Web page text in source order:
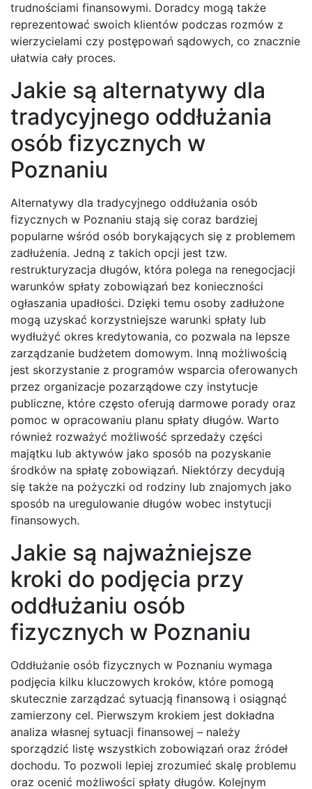
trudnościami finansowymi. Doradcy mogą także
reprezentować swoich klientów podczas rozmów z
wierzycielami czy postępowań sądowych, co znacznie
ułatwia cały proces.
Jakie są alternatywy dla
tradycyjnego oddłużania
osób fizycznych w
Poznaniu
Alternatywy dla tradycyjnego oddłużania osób
fizycznych w Poznaniu stają się coraz bardziej
popularne wśród osób borykających się z problemem
zadłużenia. Jedną z takich opcji jest tzw.
restrukturyzacja długów, która polega na renegocjacji
warunków spłaty zobowiązań bez konieczności
ogłaszania upadłości. Dzięki temu osoby zadłużone
mogą uzyskać korzystniejsze warunki spłaty lub
wydłużyć okres kredytowania, co pozwala na lepsze
zarządzanie budżetem domowym. Inną możliwością
jest skorzystanie z programów wsparcia oferowanych
przez organizacje pozarządowe czy instytucje
publiczne, które często oferują darmowe porady oraz
pomoc w opracowaniu planu spłaty długów. Warto
również rozważyć możliwość sprzedaży części
majątku lub aktywów jako sposób na pozyskanie
środków na spłatę zobowiązań. Niektórzy decydują
się także na pożyczki od rodziny lub znajomych jako
sposób na uregulowanie długów wobec instytucji
finansowych.
Jakie są najważniejsze
kroki do podjęcia przy
oddłużaniu osób
fizycznych w Poznaniu
Oddłużanie osób fizycznych w Poznaniu wymaga
podjęcia kilku kluczowych kroków, które pomogą
skutecznie zarządzać sytuacją finansową i osiągnąć
zamierzony cel. Pierwszym krokiem jest dokładna
analiza własnej sytuacji finansowej – należy
sporządzić listę wszystkich zobowiązań oraz źródeł
dochodu. To pozwoli lepiej zrozumieć skalę problemu
oraz ocenić możliwości spłaty długów. Kolejnym